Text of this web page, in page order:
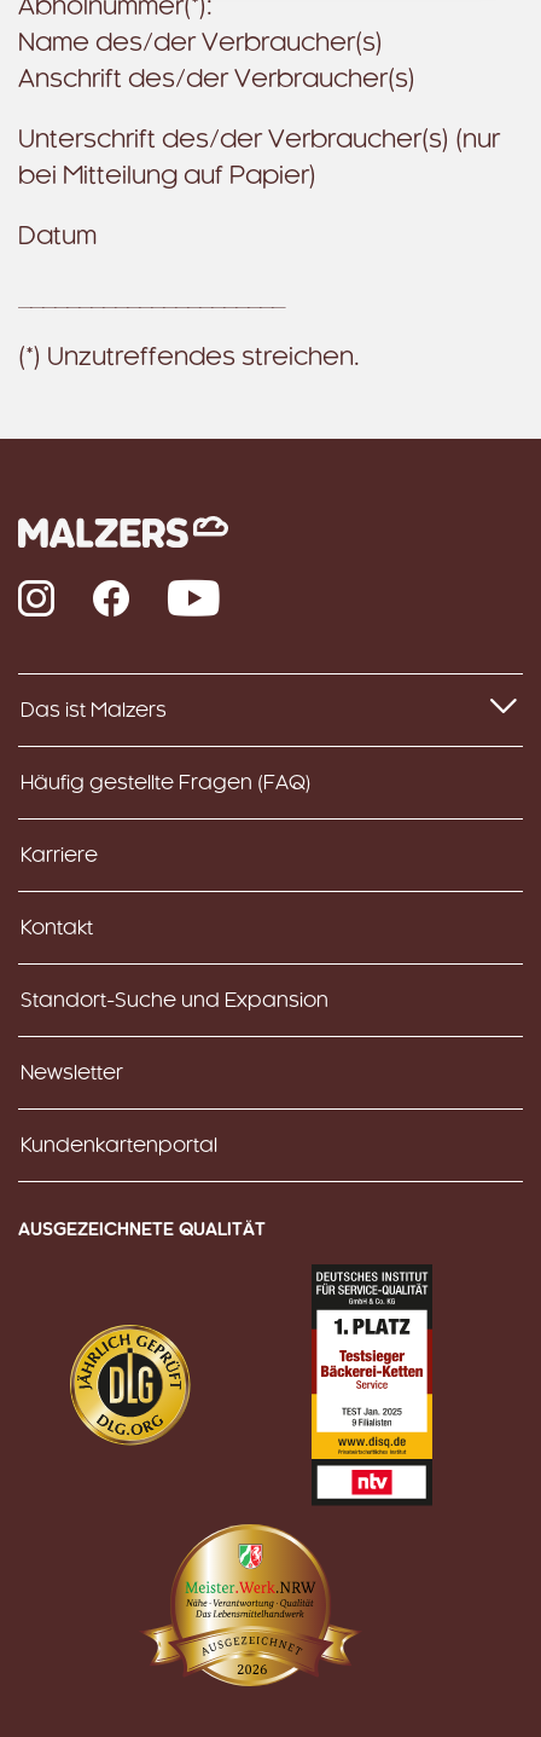
Abholnummer(*):
Name des/der Verbraucher(s)
Anschrift des/der Verbraucher(s)
Unterschrift des/der Verbraucher(s) (nur
bei Mitteilung auf Papier)
Datum
(*) Unzutreffendes streichen.
InstagramFacebook YouTube
Das ist Malzers
Häufig gestellte Fragen (FAQ)
Karriere
Kontakt
Standort-Suche und Expansion
Newsletter
Kundenkartenportal
AUSGEZEICHNETE QUALITÄT